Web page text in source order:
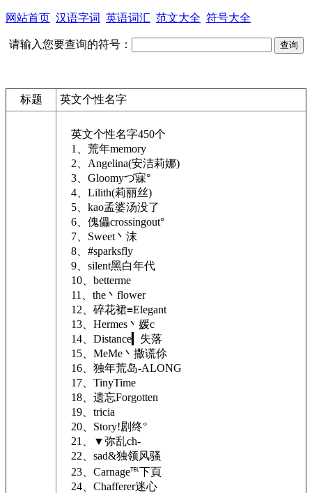
网站首页 汉语字词 英语词汇 范文大全 符号大全
请输入您要查询的符号：
标题 英文个性名字
英文个性名字450个
1、荒年memory
2、Angelina(安洁莉娜)
3、Gloomyづ寐°
4、Lilith(莉丽丝)
5、kao孟婆汤没了
6、傀儡crossingout°
7、Sweet丶沫
8、#sparksfly
9、silent黑白年代
10、betterme
11、the丶flower
12、碎花裙≡Elegant
13、Hermes丶媛c
14、Distance▎失落
15、MeMe丶撒谎伱
16、独年荒岛-ALONG
17、TinyTime
18、遗忘Forgotten
19、tricia
20、Story!剧终°
21、▼弥乱ch-
22、sad&独领风骚
23、Carnage℡下頁
24、Chafferer迷心